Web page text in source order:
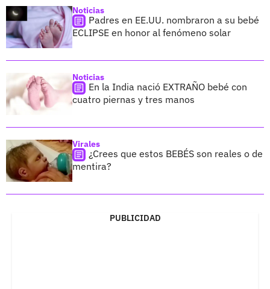
Noticias
Padres en EE.UU. nombraron a su bebé
ECLIPSE en honor al fenómeno solar
Noticias
En la India nació EXTRAÑO bebé con
cuatro piernas y tres manos
Virales
¿Crees que estos BEBÉS son reales o de
mentira?
PUBLICIDAD